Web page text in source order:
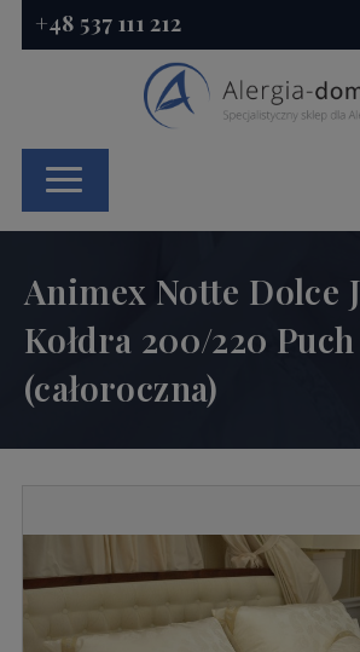
+48 537 111 212
Animex Notte Dolce
Kołdra 200/220
(całoroczna)